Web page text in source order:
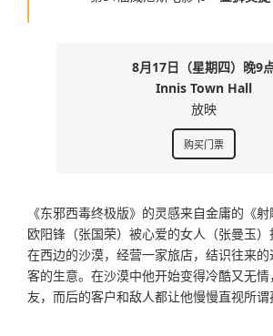
8月17日（星期四）晚9
Innis Town Hall
放映
购买门票
《东邪西毒终极版》的灵感来自金庸的《
欧阳锋（张国荣）被心爱的女人（张曼玉
在西边的沙漠，经营一家旅店，结识往来
客的生意。在沙漠中他开始变得冷酷又无
友，而后的客户和敌人都让他慢慢直视所谓